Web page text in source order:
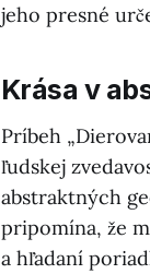
jeho presné
Krása v
Príbeh
ľudskej
abstraktných
pripomína, že
a hľadaní